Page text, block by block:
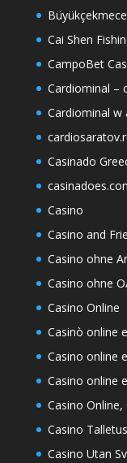
Cai Shen
CampoBet
Cardiominal –
Cardiominal w
Casinado
Casino
Casino and
Casino ohne
Casino ohne
Casino Online
Casinò online
Casino online
Casino online
Casino
Casino
Casino Utan